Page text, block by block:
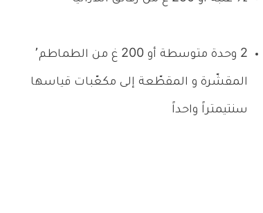
2 وحدة متوسطة أو 200 غ من الطماطم٬
المقشّرة و المقطّعة إلى مكعّبات قياسها
سنتيمتراً واحداً